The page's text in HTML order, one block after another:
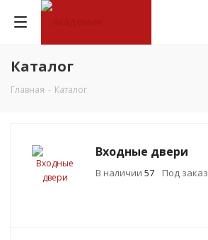
Каталог
Главная - Каталог
Входные двери
В наличии 57 Под заказ